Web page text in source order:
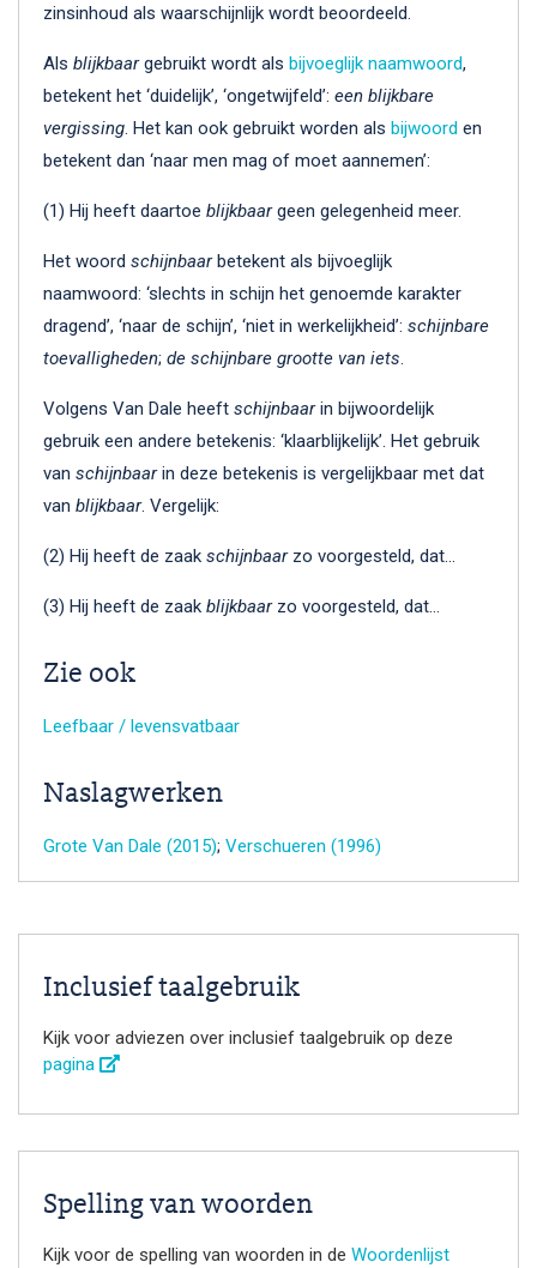
zinsinhoud als waarschijnlijk wordt beoordeeld.
Als blijkbaargebruikt wordt als bijvoeglijk naamwoord,
betekent het ‘duidelijk’, ‘ongetwijfeld’: een blijkbare
vergissing. Het kan ook gebruikt worden als bijwoord en
betekent dan ‘naar men mag of moet aannemen’:
(1) Hij heeft daartoe blijkbaargeen gelegenheid meer.
Het woord schijnbaarbetekent als bijvoeglijk
naamwoord: ‘slechts in schijn het genoemde karakter
dragend’, ‘naar de schijn’, ‘niet in werkelijkheid’: schijnbare
toevalligheden; de schijnbare grootte van iets.
Volgens Van Dale heeft schijnbaarin bijwoordelijk
gebruik een andere betekenis: ‘klaarblijkelijk’. Het gebruik
van schijnbaarin deze betekenis is vergelijkbaar met dat
van blijkbaar. Vergelijk:
(2) Hij heeft de zaak schijnbaarzo voorgesteld, dat…
(3) Hij heeft de zaak blijkbaarzo voorgesteld, dat…
Zie ook
Leefbaar / levensvatbaar
Naslagwerken
Grote Van Dale (2015); Verschueren (1996)
Inclusief taalgebruik
Kijk voor adviezen over inclusief taalgebruik op deze
pagina
Spelling van woorden
Kijk voor de spelling van woorden in de Woordenlijst